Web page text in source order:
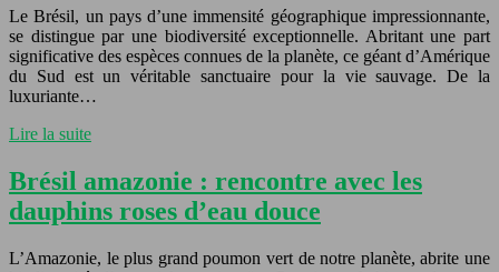
Le Brésil, un pays d’une immensité géographique impressionnante,
se distingue par une biodiversité exceptionnelle. Abritant une part
significative des espèces connues de la planète, ce géant d’Amérique
du Sud est un véritable sanctuaire pour la vie sauvage. De la
luxuriante…
Lire la suite
Brésil amazonie : rencontre avec les
dauphins roses d’eau douce
L’Amazonie, le plus grand poumon vert de notre planète, abrite une